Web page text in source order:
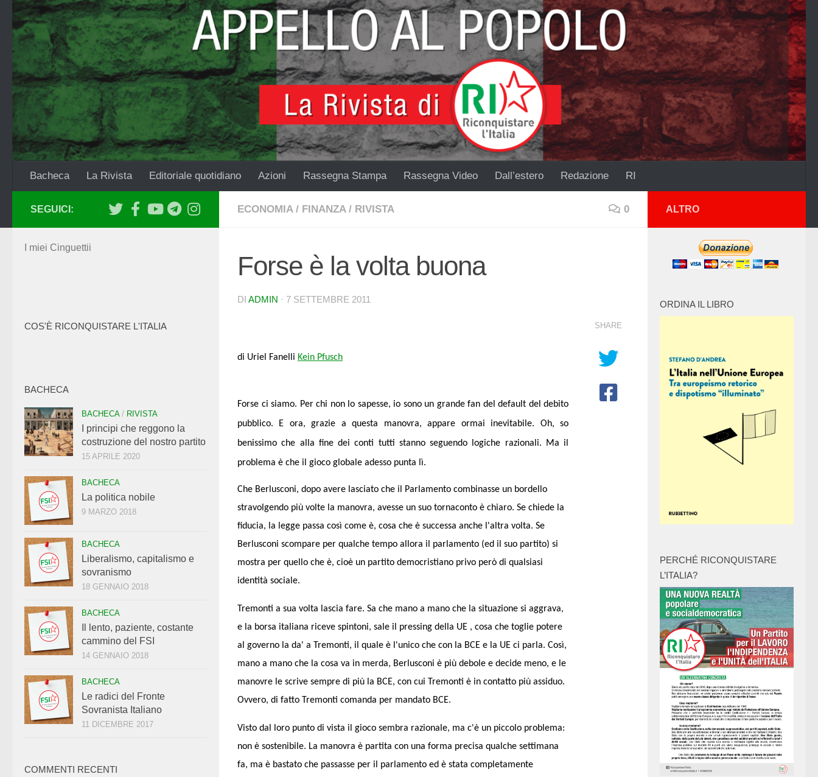
Salta al contenuto
Bacheca La Rivista Editoriale quotidiano Azioni Rassegna Stampa Rassegna Video Dall’estero Redazione RI
ECONOMIA / FINANZA / RIVISTA 0
Forse è la volta buona
DI ADMIN · 7 SETTEMBRE 2011
di Uriel Fanelli Kein Pfusch
Forse ci siamo. Per chi non lo sapesse, io sono un grande fan del default del debito
pubblico. E ora, grazie a questa manovra, appare ormai inevitabile. Oh, so
benissimo che alla fine dei conti tutti stanno seguendo logiche razionali. Ma il
problema è che il gioco globale adesso punta lì.
Che Berlusconi, dopo avere lasciato che il Parlamento combinasse un bordello
stravolgendo più volte la manovra, avesse un suo tornaconto è chiaro. Se chiede la
fiducia, la legge passa così come è, cosa che è successa anche l'altra volta. Se
Berlusconi scompare per qualche tempo allora il parlamento (ed il suo partito) si
mostra per quello che è, cioè un partito democristiano privo però di qualsiasi
identità sociale.
Tremonti a sua volta lascia fare. Sa che mano a mano che la situazione si aggrava,
e la borsa italiana riceve spintoni, sale il pressing della UE , cosa che toglie potere
al governo la da' a Tremonti, il quale è l'unico che con la BCE e la UE ci parla. Così,
mano a mano che la cosa va in merda, Berlusconi è più debole e decide meno, e le
manovre le scrive sempre di più la BCE, con cui Tremonti è in contatto più assiduo.
Ovvero, di fatto Tremonti comanda per mandato BCE.
Visto dal loro punto di vista il gioco sembra razionale, ma c'è un piccolo problema:
non è sostenibile. La manovra è partita con una forma precisa qualche settimana
fa, ma è bastato che passasse per il parlamento ed è stata completamente
SHARE
SEGUICI:
I miei Cinguettii
COS'È RICONQUISTARE L'ITALIA
BACHECA
BACHECA/ RIVISTA
I principi che reggono la
costruzione del nostro partito
15 APRILE 2020
BACHECA
La politica nobile
9 MARZO 2018
BACHECA
Liberalismo, capitalismo e
sovranismo
18 GENNAIO 2018
BACHECA
Il lento, paziente, costante
cammino del FSI
14 GENNAIO 2018
BACHECA
Le radici del Fronte
Sovranista Italiano
11 DICEMBRE 2017
COMMENTI RECENTI
ALTRO
ORDINA IL LIBRO
PERCHÉ RICONQUISTARE
L’ITALIA?